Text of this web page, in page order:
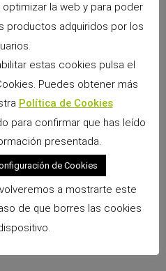
>>
para Conejos
>>
optimizar la web y para poder
productos adquiridos por los
estas cookies pulsa el
Puedes obtener más
Política de Cookies
para confirmar que has leído
presentada.
de Cookies
a mostrarte este
de que borres las cookies